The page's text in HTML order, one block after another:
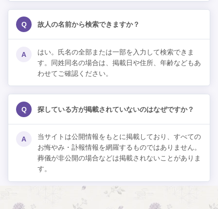
Q 故人の名前から検索できますか？
A
はい。氏名の全部または一部を入力して検索できま
す。同姓同名の場合は、掲載日や住所、年齢などもあ
わせてご確認ください。
Q 探している方が掲載されていないのはなぜですか？
A
当サイトは公開情報をもとに掲載しており、すべての
お悔やみ・訃報情報を網羅するものではありません。
葬儀が非公開の場合などは掲載されないことがありま
す。